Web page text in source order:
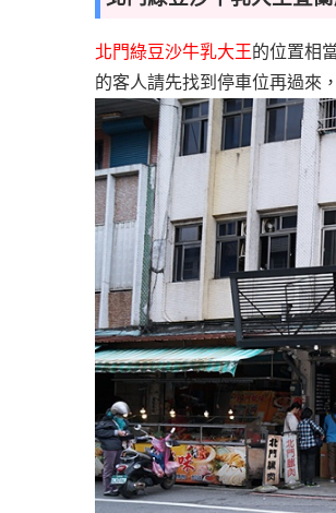
北門綠豆沙牛乳大王的位置相
的客人請先找到停車位再過來